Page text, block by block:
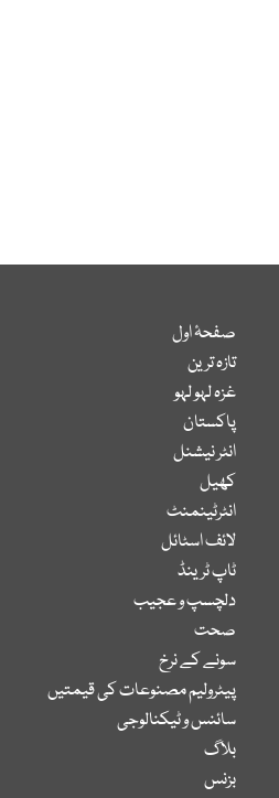
صفحۂ اول
تازہ ترین
غزہ لہو لہو
پاکستان
انٹر نیشنل
کھیل
انٹرٹینمنٹ
لائف اسٹائل
ٹاپ ٹرینڈ
دلچسپ و عجیب
صحت
سونے کے نرخ
پیٹرولیم مصنوعات کی قیمتیں
سائنس و ٹیکنالوجی
بلاگ
بزنس